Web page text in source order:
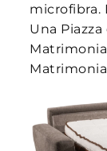
microfibra.
Una